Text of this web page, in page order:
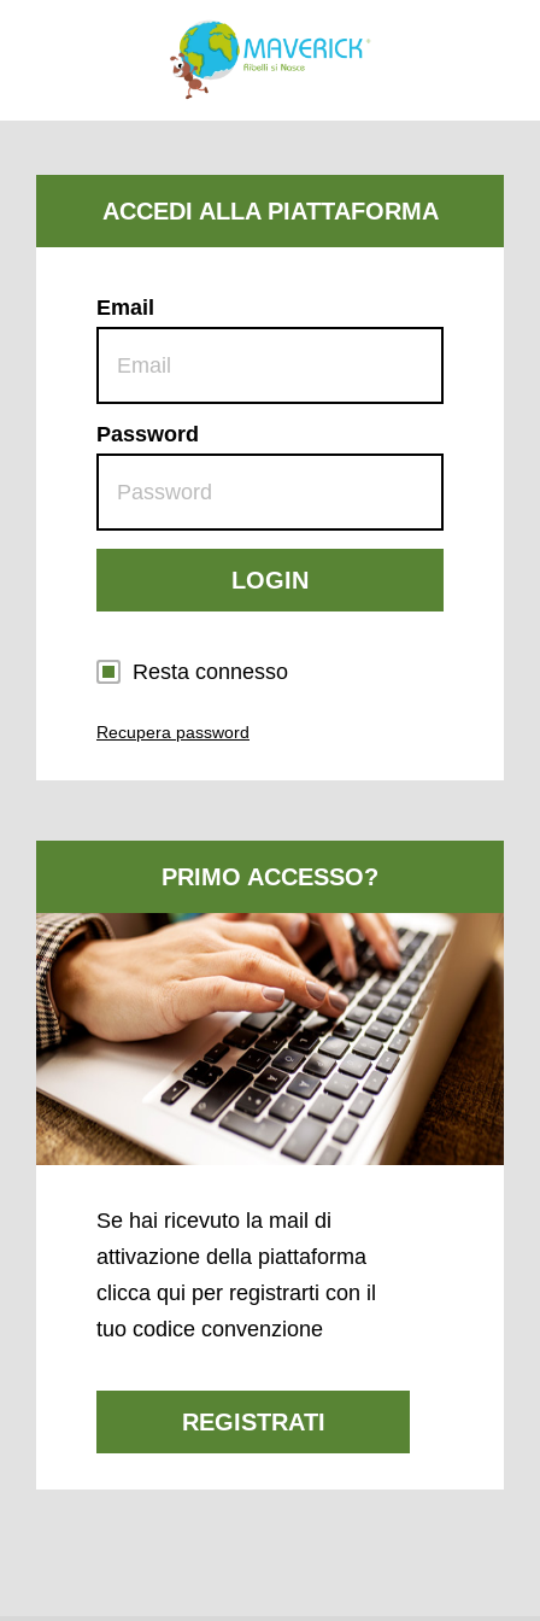
Email
Password
LOGIN
Resta connesso
Recupera password
Se hai ricevuto la mail di
attivazione della piattaforma
clicca qui per registrarti con il
tuo codice convenzione
REGISTRATI